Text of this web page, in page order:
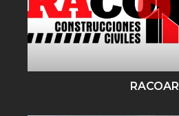
RACOAR